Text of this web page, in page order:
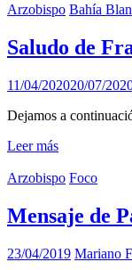
Arzobispo Bahía
Saludo de
11/04/202020/07/
Dejamos a
Leer más
Arzobispo Foco
Mensaje de
23/04/2019 Mariano